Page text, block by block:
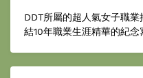
DDT所屬的超人氣女子職
結10年職業生涯精華的紀念